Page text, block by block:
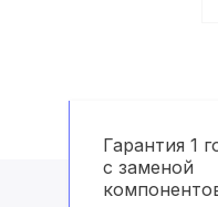
Гарантия 1
с заменой